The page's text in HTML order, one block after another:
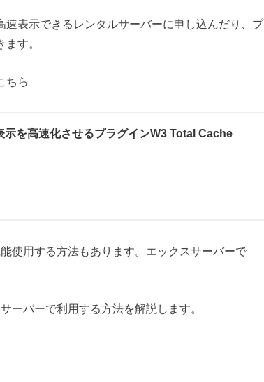
表示できるレンタルサーバーに申し込んだり、プ
す。
ちら
を高速化させるプラグインW3 Total Cache
使用する方法もあります。エックスサーバーで
ーバーで利用する方法を解説します。